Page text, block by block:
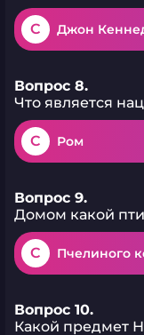
C Джон
Вопрос 8.
Что является
C Ром
Вопрос 9.
Домом какой
C Пчелиного
Вопрос 10.
Какой предмет